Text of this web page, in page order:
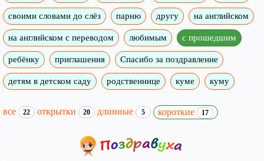
своими словами до слёз парню другу на английском
на английском с переводом любимым с прошедшим
ребёнку приглашения Спасибо за поздравление
детям в детском саду родственнице куме куму
все 22 открытки 20 длинные 5 короткие 17